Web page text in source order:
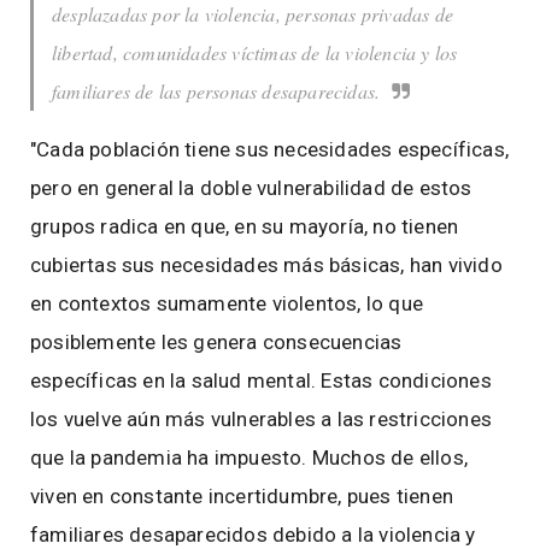
desplazadas por la violencia, personas privadas de
libertad, comunidades víctimas de la violencia y los
familiares de las personas desaparecidas.
"Cada población tiene sus necesidades específicas,
pero en general la doble vulnerabilidad de estos
grupos radica en que, en su mayoría, no tienen
cubiertas sus necesidades más básicas, han vivido
en contextos sumamente violentos, lo que
posiblemente les genera consecuencias
específicas en la salud mental. Estas condiciones
los vuelve aún más vulnerables a las restricciones
que la pandemia ha impuesto. Muchos de ellos,
viven en constante incertidumbre, pues tienen
familiares desaparecidos debido a la violencia y